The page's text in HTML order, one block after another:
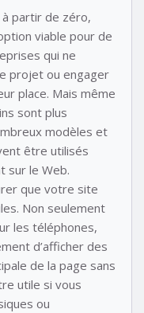
à partir de zéro,
viable pour de
qui ne
projet ou engager
place. Mais même
sont plus
modèles et
être utilisés
sur le Web.
que votre site
Non seulement
les téléphones,
d’afficher des
de la page sans
utile si vous
ou